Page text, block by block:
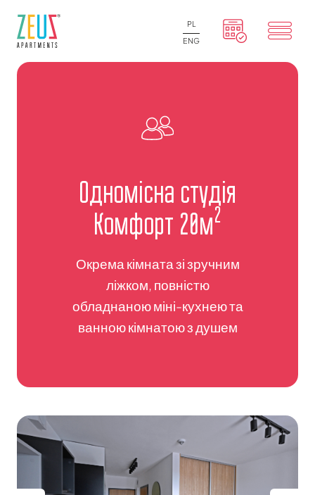
PL
ENG
Одномісна студія
Комфорт 20м2
Окрема кімната зі зручним
ліжком, повністю
обладнаною міні-кухнею та
ванною кімнатою з душем